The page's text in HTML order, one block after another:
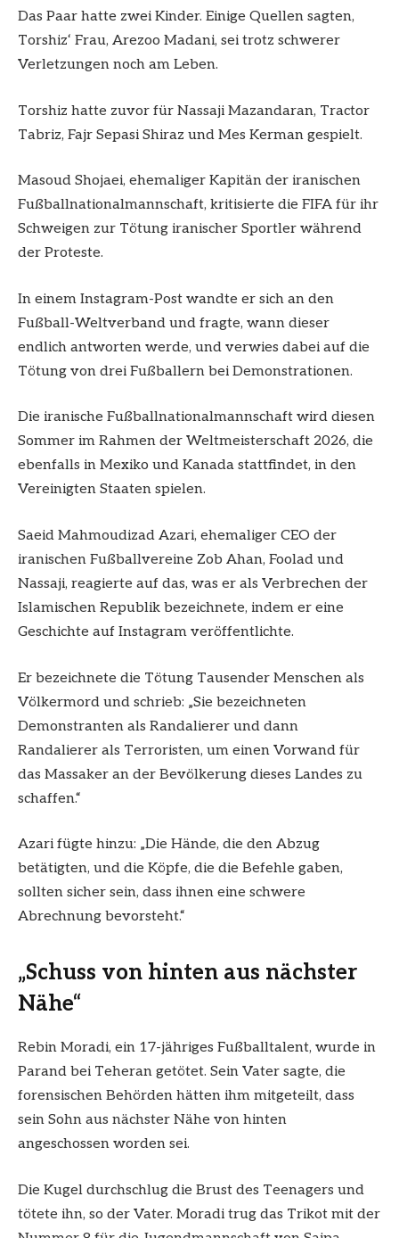
Das Paar hatte zwei Kinder. Einige Quellen sagten,
Torshiz‘ Frau, Arezoo Madani, sei trotz schwerer
Verletzungen noch am Leben.
Torshiz hatte zuvor für Nassaji Mazandaran, Tractor
Tabriz, Fajr Sepasi Shiraz und Mes Kerman gespielt.
Masoud Shojaei, ehemaliger Kapitän der iranischen
Fußballnationalmannschaft, kritisierte die FIFA für ihr
Schweigen zur Tötung iranischer Sportler während
der Proteste.
In einem Instagram-Post wandte er sich an den
Fußball-Weltverband und fragte, wann dieser
endlich antworten werde, und verwies dabei auf die
Tötung von drei Fußballern bei Demonstrationen.
Die iranische Fußballnationalmannschaft wird diesen
Sommer im Rahmen der Weltmeisterschaft 2026, die
ebenfalls in Mexiko und Kanada stattfindet, in den
Vereinigten Staaten spielen.
Saeid Mahmoudizad Azari, ehemaliger CEO der
iranischen Fußballvereine Zob Ahan, Foolad und
Nassaji, reagierte auf das, was er als Verbrechen der
Islamischen Republik bezeichnete, indem er eine
Geschichte auf Instagram veröffentlichte.
Er bezeichnete die Tötung Tausender Menschen als
Völkermord und schrieb: „Sie bezeichneten
Demonstranten als Randalierer und dann
Randalierer als Terroristen, um einen Vorwand für
das Massaker an der Bevölkerung dieses Landes zu
schaffen.“
Azari fügte hinzu: „Die Hände, die den Abzug
betätigten, und die Köpfe, die die Befehle gaben,
sollten sicher sein, dass ihnen eine schwere
Abrechnung bevorsteht.“
„Schuss von hinten aus nächster
Nähe“
Rebin Moradi, ein 17-jähriges Fußballtalent, wurde in
Parand bei Teheran getötet. Sein Vater sagte, die
forensischen Behörden hätten ihm mitgeteilt, dass
sein Sohn aus nächster Nähe von hinten
angeschossen worden sei.
Die Kugel durchschlug die Brust des Teenagers und
tötete ihn, so der Vater. Moradi trug das Trikot mit der